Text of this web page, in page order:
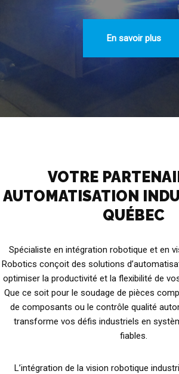
En savoir plus
VOTRE
AUTOMATISATION
QUÉBEC
Spécialiste en intégration robotique et en
Robotics conçoit des solutions
optimiser la productivité et la flexibilité de
Que ce soit pour le soudage de pièces
de composants ou le contrôle qualité
transforme vos défis industriels en
fiables.
L’intégration de la vision robotique